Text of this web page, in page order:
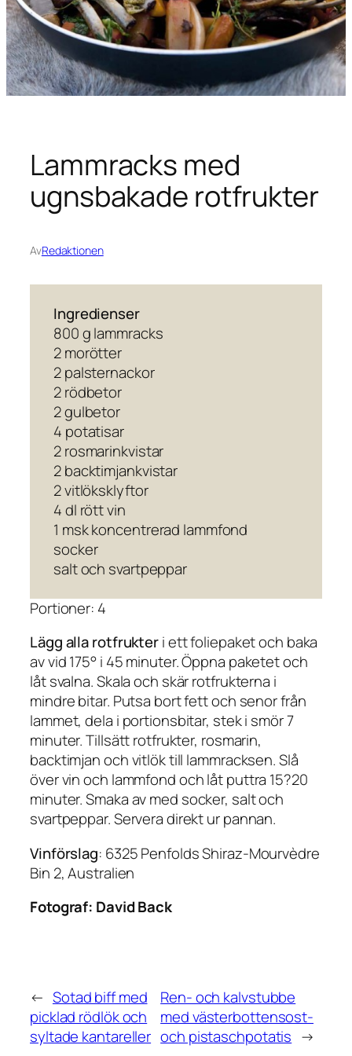
Lammracks med
ugnsbakade rotfrukter
AvRedaktionen
Ingredienser
800 g lammracks
2 morötter
2 palsternackor
2 rödbetor
2 gulbetor
4 potatisar
2 rosmarinkvistar
2 backtimjankvistar
2 vitlöksklyftor
4 dl rött vin
1 msk koncentrerad lammfond
socker
salt och svartpeppar
Portioner: 4
Lägg alla rotfrukteri ett foliepaket och baka
av vid 175° i 45 minuter. Öppna paketet och
låt svalna. Skala och skär rotfrukterna i
mindre bitar. Putsa bort fett och senor från
lammet, dela i portionsbitar, stek i smör 7
minuter. Tillsätt rotfrukter, rosmarin,
backtimjan och vitlök till lammracksen. Slå
över vin och lammfond och låt puttra 15?20
minuter. Smaka av med socker, salt och
svartpeppar. Servera direkt ur pannan.
Vinförslag: 6325 Penfolds Shiraz-Mourvèdre
Bin 2, Australien
Fotograf: David Back
← Sotad biff med
picklad rödlök och
syltade kantareller
Ren- och kalvstubbe
med västerbottensost-
och pistaschpotatis →